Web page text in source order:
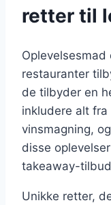
retter til
restauranter
de tilbyder en
inkludere alt
vinsmagning,
disse
takeaway-
Unikke retter,